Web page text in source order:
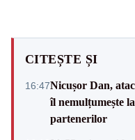
CITEȘTE ȘI
16:47Nicușor Dan,
îl nemulțumește
partenerilor